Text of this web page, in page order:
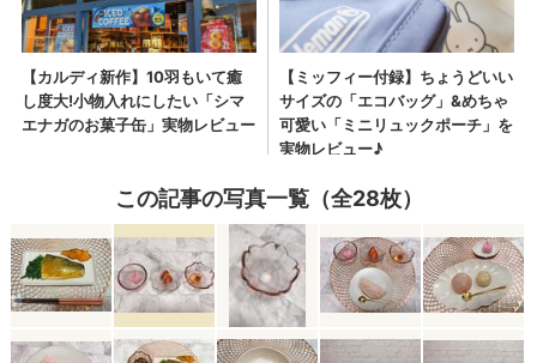
この記事の写真一覧（全28枚）